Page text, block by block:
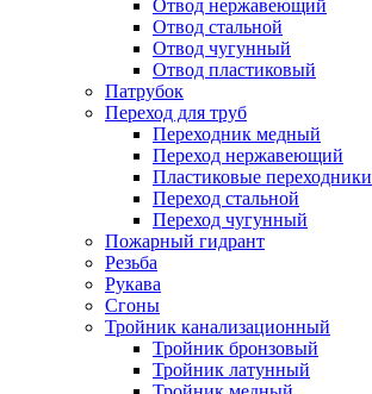
Отвод нержавеющий
Отвод стальной
Отвод чугунный
Отвод пластиковый
Патрубок
Переход для труб
Переходник медный
Переход нержавеющий
Пластиковые переходники
Переход стальной
Переход чугунный
Пожарный гидрант
Резьба
Рукава
Сгоны
Тройник канализационный
Тройник бронзовый
Тройник латунный